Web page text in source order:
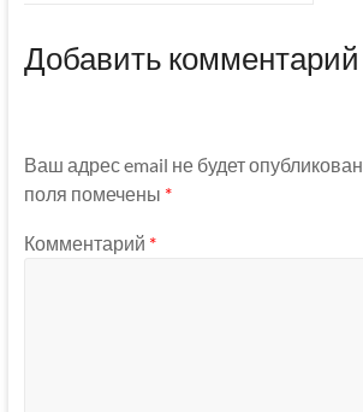
Добавить комментарий
Ваш адрес email не будет опубликован.
поля помечены *
Комментарий *